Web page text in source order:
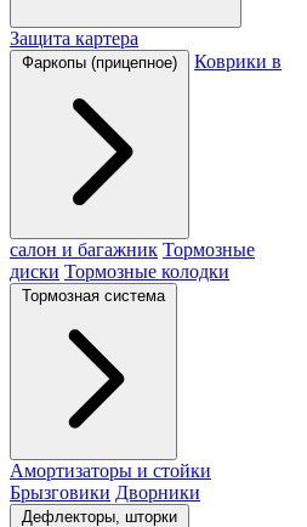
Защита картера
Фаркопы (прицепное) Коврики в
салон и багажник Тормозные
диски Тормозные колодки
Тормозная система
Амортизаторы и стойки
Брызговики Дворники
Дефлекторы, шторки